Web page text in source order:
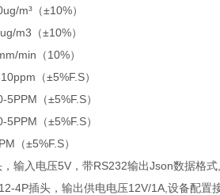
m³（±10%）
m3（±10%）
min（10%）
（±5%F.S）
（±5%F.S）
（±5%F.S）
（±5%F.S）
输入电压5V，带RS232输出Json数据格
4P插头，输出供电电压12V/1A,设备配置